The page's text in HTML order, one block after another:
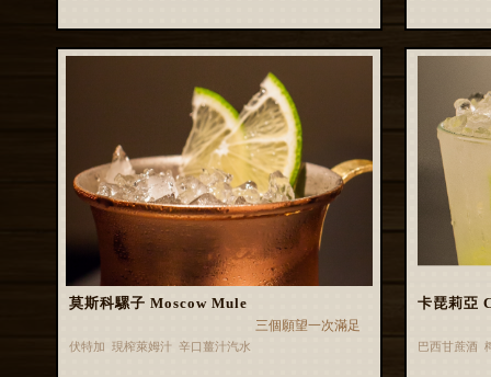
莫斯科騾子 Moscow Mule
三個願望一次滿足
伏特加 現榨萊姆汁 辛口薑汁汽水
卡琵莉亞
巴西甘蔗酒